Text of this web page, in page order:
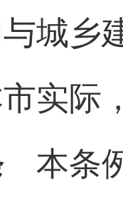
城乡
实际
本条例